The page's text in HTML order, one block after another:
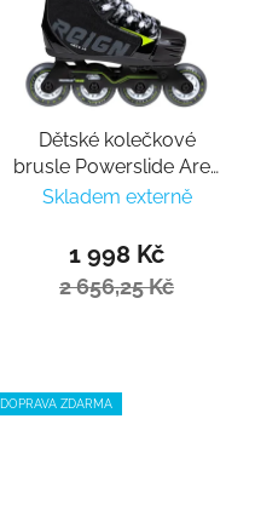
Dětské kolečkové
brusle Powerslide Ares
Junior adj.
Skladem externě
1 998 Kč
2 656,25 Kč
DOPRAVA ZDARMA